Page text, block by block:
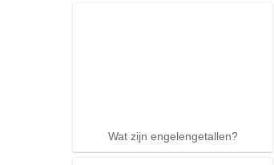
Wat zijn engelengetallen?